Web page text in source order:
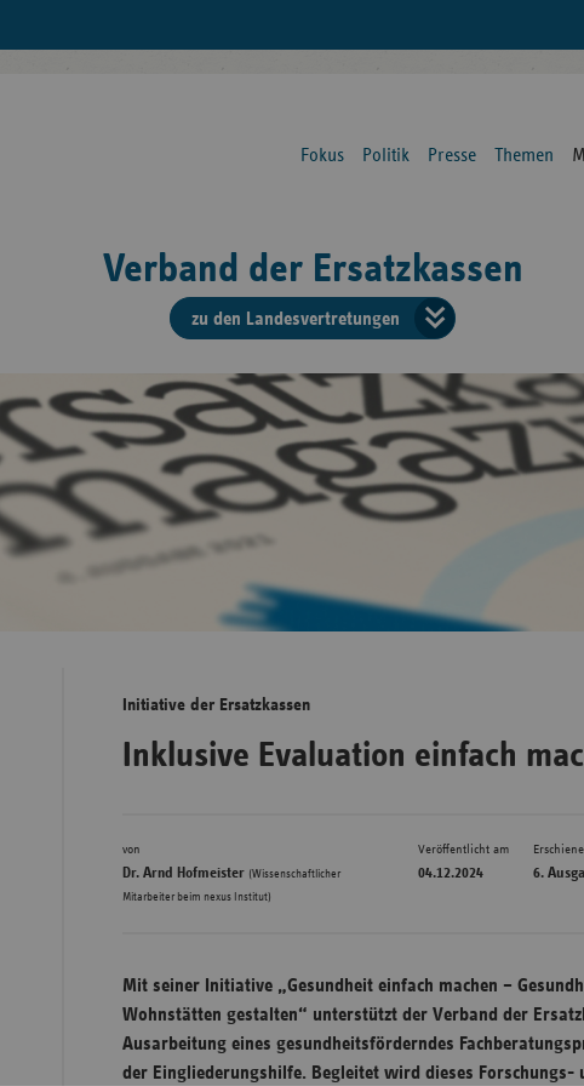
Fokus Politik Presse Themen
Verband der Ersatzkassen
zu den Landesvertretungen
der
Hessen
Initiative der Ersatzkassen
Inklusive Evaluation einfach
von
Dr. Arnd Hofmeister (Wissenschaftlicher
Mitarbeiter beim nexus Institut)
Veröffentlicht am
04.12.2024 6.
Mit seiner Initiative „Gesundheit einfach machen –
Wohnstätten gestalten“ unterstützt der Verband der
Ausarbeitung eines gesundheitsförderndes
der Eingliederungshilfe. Begleitet wird dieses